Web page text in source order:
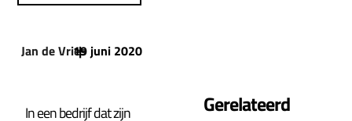
Jan de Vries
|
19 juni 2020
In een bedrijf dat zijn
Gerelateerd